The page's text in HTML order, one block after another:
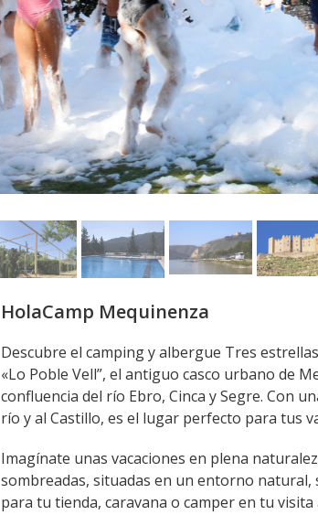
HolaCamp Mequinenza
Descubre el camping y albergue Tres
«Lo Poble Vell”, el antiguo casco urbano de
confluencia del río Ebro, Cinca y Segre. Con
río y al Castillo, es el lugar perfecto para tus
Imagínate unas vacaciones en plena
sombreadas, situadas en un entorno
para tu tienda, caravana o camper en tu visita